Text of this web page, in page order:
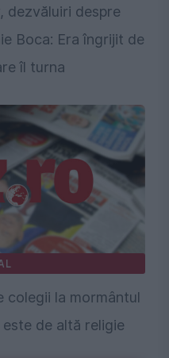
dezvăluiri despre
Boca: Era îngrijit de
îl turna
colegii la mormântul
de altă religie